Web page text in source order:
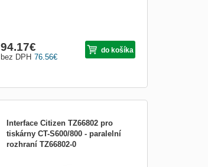
76.56€
bez DPH
94.17€ do košíka
Interface Citizen TZ66802 pro
tiskárny CT-S600/800 - paralelní
rozhraní TZ66802-0